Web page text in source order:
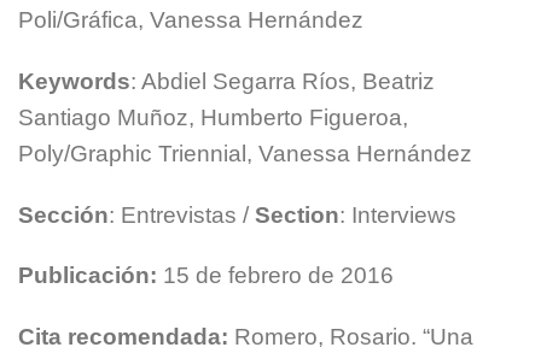
Poli/Gráfica, Vanessa Hernández
Keywords: Abdiel Segarra Ríos, Beatriz
Santiago Muñoz, Humberto Figueroa,
Poly/Graphic Triennial, Vanessa Hernández
Sección: Entrevistas / Section: Interviews
Publicación: 15 de febrero de 2016
Cita recomendada: Romero, Rosario. “Una